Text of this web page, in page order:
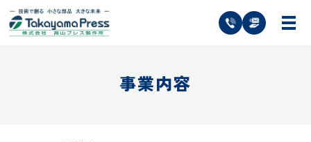
事業内容